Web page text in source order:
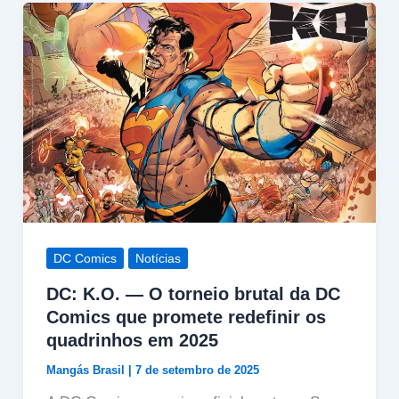
DC Comics Notícias
DC: K.O. — O torneio brutal da DC
Comics que promete redefinir os
quadrinhos em 2025
Mangás Brasil 7 de setembro de 2025